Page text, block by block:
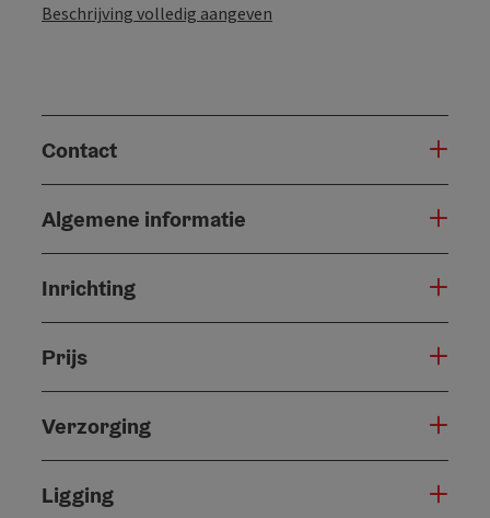
Beschrijving volledig aangeven
Contact
Algemene informatie
Inrichting
Prijs
Verzorging
Ligging